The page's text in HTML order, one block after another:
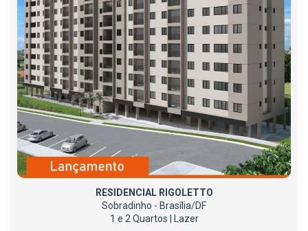
RESIDENCIAL RIGOLETTO
Sobradinho - Brasília/DF
1 e 2 Quartos | Lazer